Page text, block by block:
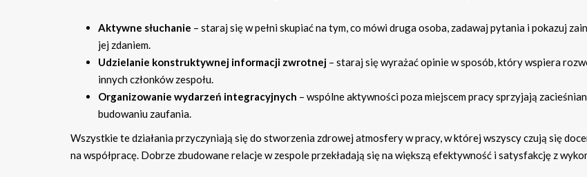
Aktywne słuchanie – staraj się w pełni skupiać na tym, co mówi druga osoba, zadawaj pytania i pokazuj
jej zdaniem.
Udzielanie konstruktywnej informacji zwrotnej – staraj się wyrażać opinie w sposób, który wspiera
innych członków zespołu.
Organizowanie wydarzeń integracyjnych – wspólne aktywności poza miejscem pracy sprzyjają
budowaniu zaufania.
Wszystkie te działania przyczyniają się do stworzenia zdrowej atmosfery w pracy, w której wszyscy czują się
na współpracę. Dobrze zbudowane relacje w zespole przekładają się na większą efektywność i satysfakcję z